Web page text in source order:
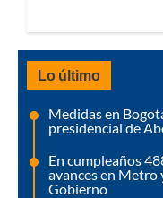
Lo último
Medidas en
presidencial de
En cumpleaños
avances en Metro
Gobierno